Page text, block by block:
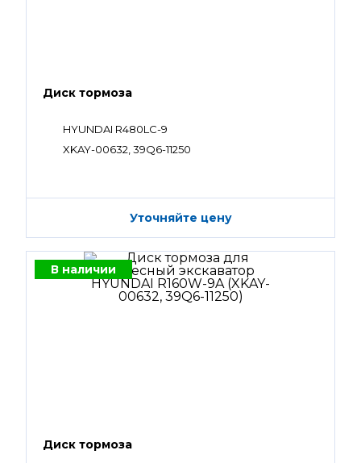
Диск тормоза
HYUNDAI R480LC-9
XKAY-00632, 39Q6-11250
Уточняйте цену
В наличии
Диск тормоза